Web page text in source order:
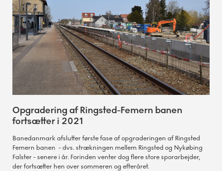
Opgradering af Ringsted-Femern banen
fortsætter i 2021
Banedanmark afslutter første fase af opgraderingen af Ringsted
Femern banen - dvs. strækningen mellem Ringsted og Nykøbing
Falster - senere i år. Forinden venter dog flere store sporarbejder,
der fortsætter hen over sommeren og efteråret.